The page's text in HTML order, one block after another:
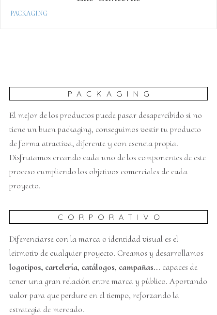
PACKAGING
PACKAGING
El mejor de los productos puede pasar desapercibido si no
tiene un buen packaging, conseguimos vestir tu producto
de forma atractiva, diferente y con esencia propia.
Disfrutamos creando cada uno de los componentes de este
proceso cumpliendo los objetivos comerciales de cada
proyecto.
CORPORATIVO
Diferenciarse con la marca o identidad visual es el
leitmotiv de cualquier proyecto. Creamos y desarrollamos
logotipos, cartelería, catálogos, campañas... capaces de
tener una gran relación entre marca y público. Aportando
valor para que perdure en el tiempo, reforzando la
estrategia de mercado.